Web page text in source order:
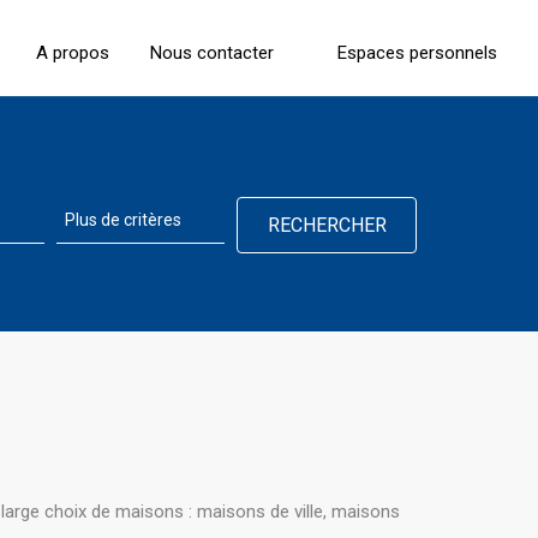
A propos Nous contacter Espaces personnels
choix de maisons : maisons de ville, maisons